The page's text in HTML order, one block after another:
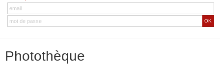
OK
Photothèque